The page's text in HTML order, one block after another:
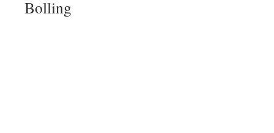
Bolling